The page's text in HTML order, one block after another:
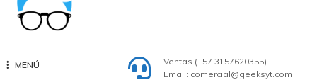
MENÚ
Ventas (+57 3157620355)
Email: comercial@geeksyt.com